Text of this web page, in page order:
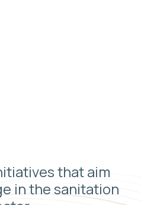
that aim
in the sanitation